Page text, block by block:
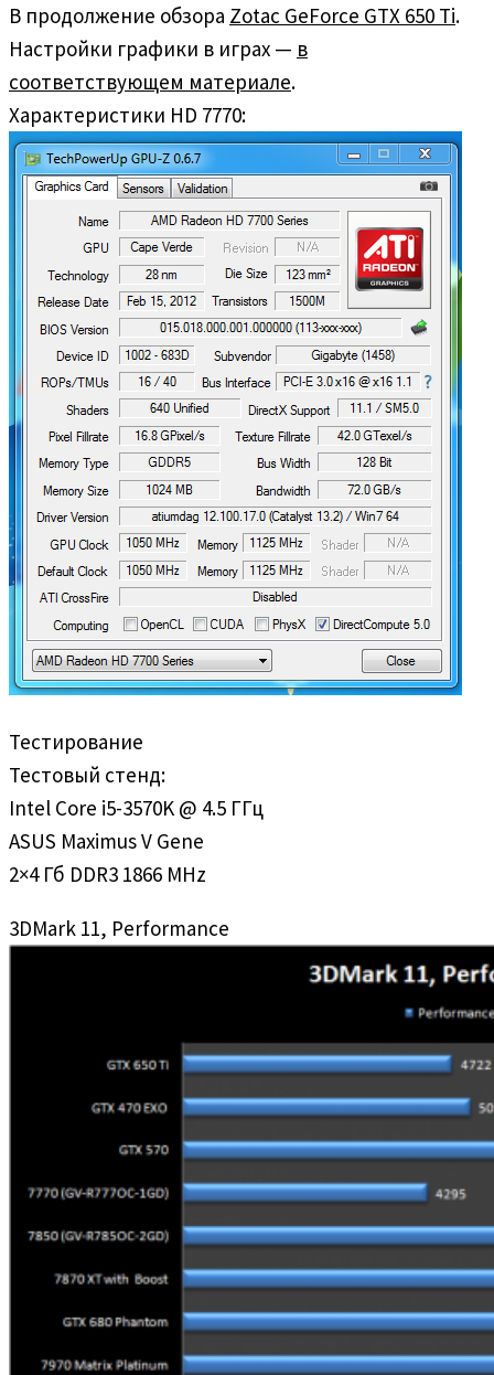
В продолжение обзора Zotac GeForce GTX 650 Ti.
Настройки графики в играх — в
соответствующем материале.
Характеристики HD 7770:
Тестирование
Тестовый стенд:
Intel Core i5-3570K @ 4.5 ГГц
ASUS Maximus V Gene
2×4 Гб DDR3 1866 MHz
3DMark 11, Performance